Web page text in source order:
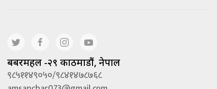
बबरमहल -२९ काठमाडौं, नेपाल
९८५११४९०५०/९८४१४७८७६८